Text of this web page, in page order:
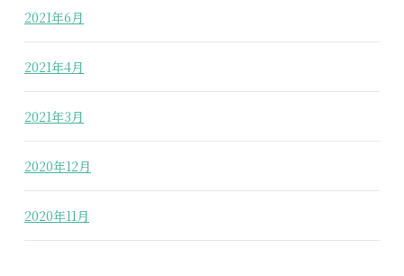
2021年6月
2021年4月
2021年3月
2020年12月
2020年11月